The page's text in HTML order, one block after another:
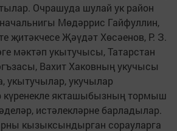
Очрашуда шулай ук район
Мөдәррис Гайфуллин,
җитәкчесе Җәүдәт Хөсәенов, Р. З.
мәктәп укытучысы, Татарстан
Вахит Хаковның укучысы
укытучылар, укучылар
күренекле якташыбызның тормыш
истәлекләрне барладылар.
кызыксындырган сорауларга